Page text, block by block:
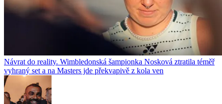
Návrat do reality. Wimbledonská šampionka Nosková ztratila téměř
vyhraný set a na Masters jde překvapivě z kola ven